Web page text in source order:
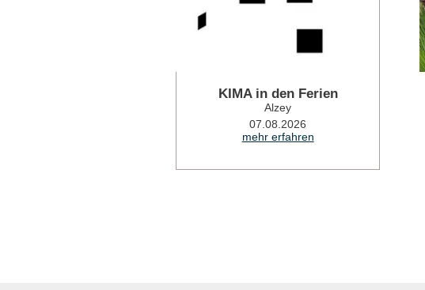
KIMA in den Ferien
Alzey
07.08.2026
mehr erfahren